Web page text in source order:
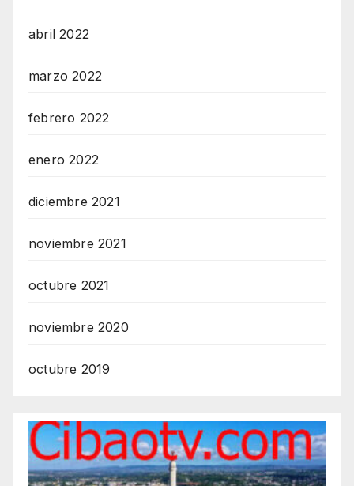
abril 2022
marzo 2022
febrero 2022
enero 2022
diciembre 2021
noviembre 2021
octubre 2021
noviembre 2020
octubre 2019